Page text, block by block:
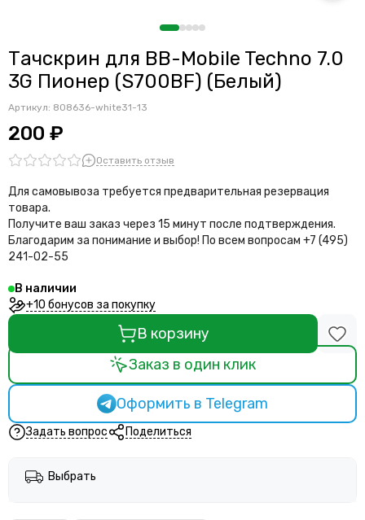
Тачскрин для BB-Mobile Techno 7.0
3G Пионер (S700BF) (Белый)
Артикул: 808636-white31-13
200 ₽
Оставить отзыв
Для самовывоза требуется предварительная резервация
товара.
Получите ваш заказ через 15 минут после подтверждения.
Благодарим за понимание и выбор! По всем вопросам +7 (495)
241-02-55
В наличии
+10 бонусов за покупку
В корзину
Заказ в один клик
Оформить в Telegram
Задать вопрос Поделиться
Выбрать